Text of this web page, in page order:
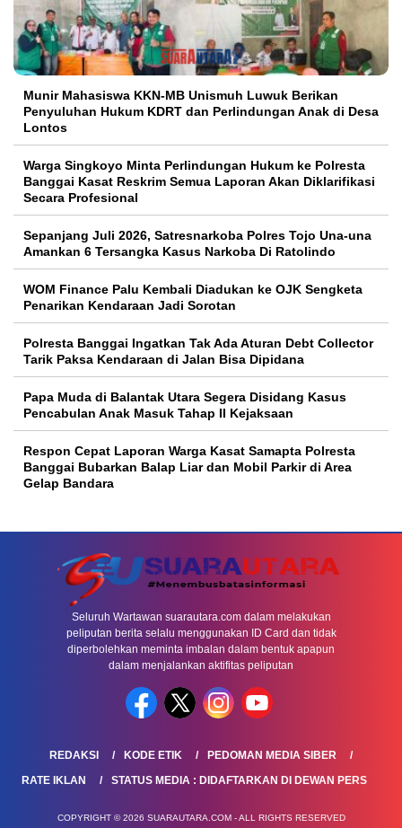
Munir Mahasiswa KKN-MB Unismuh Luwuk Berikan
Penyuluhan Hukum KDRT dan Perlindungan Anak di Desa
Lontos
Warga Singkoyo Minta Perlindungan Hukum ke Polresta
Banggai Kasat Reskrim Semua Laporan Akan Diklarifikasi
Secara Profesional
Sepanjang Juli 2026, Satresnarkoba Polres Tojo Una-una
Amankan 6 Tersangka Kasus Narkoba Di Ratolindo
WOM Finance Palu Kembali Diadukan ke OJK Sengketa
Penarikan Kendaraan Jadi Sorotan
Polresta Banggai Ingatkan Tak Ada Aturan Debt Collector
Tarik Paksa Kendaraan di Jalan Bisa Dipidana
Papa Muda di Balantak Utara Segera Disidang Kasus
Pencabulan Anak Masuk Tahap II Kejaksaan
Respon Cepat Laporan Warga Kasat Samapta Polresta
Banggai Bubarkan Balap Liar dan Mobil Parkir di Area
Gelap Bandara
Seluruh Wartawan suarautara.com dalam melakukan
peliputan berita selalu menggunakan ID Card dan tidak
diperbolehkan meminta imbalan dalam bentuk apapun
dalam menjalankan aktifitas peliputan
REDAKSI KODE ETIK
PEDOMAN MEDIA SIBER
RATE IKLAN
STATUS MEDIA : DIDAFTARKAN DI DEWAN PERS
COPYRIGHT © 2026 SUARAUTARA.COM - ALL RIGHTS RESERVED